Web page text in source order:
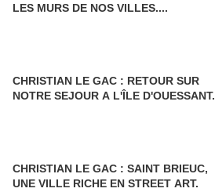
LES MURS DE NOS VILLES....
CHRISTIAN LE GAC : RETOUR SUR
NOTRE SEJOUR A L'ÎLE D'OUESSANT.
CHRISTIAN LE GAC : SAINT BRIEUC,
UNE VILLE RICHE EN STREET ART.